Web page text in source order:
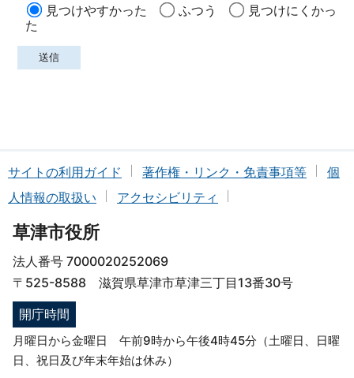
見つけやすかった
ふつう
見つけにくかっ
た
サイトの利用ガイド 著作権・リンク・免責事項等
個
人情報の取扱い
アクセシビリティ
草津市役所
法人番号 7000020252069
〒525-8588 滋賀県草津市草津三丁目13番30号
開庁時間
月曜日から金曜日 午前9時から午後4時45分（土曜日、日曜
日、祝日及び年末年始は休み）